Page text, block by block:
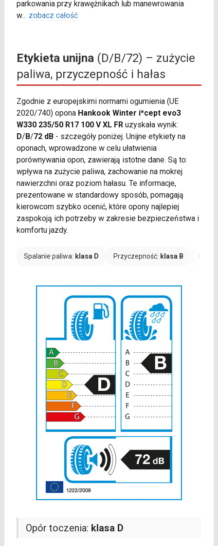
parkowania przy krawężnikach lub manewrowania
w... zobacz całość
Etykieta unijna(D/B/72) – zużycie
paliwa, przyczepność i hałas
Zgodnie z europejskimi normami ogumienia (UE
2020/740) opona Hankook Winter i*cept evo3
W330 235/50 R17 100 V XL FRuzyskała wynik:
D/B/72 dB- szczegóły poniżej. Unijne etykiety na
oponach, wprowadzone w celu ułatwienia
porównywania opon, zawierają istotne dane. Są to:
wpływa na zużycie paliwa, zachowanie na mokrej
nawierzchni oraz poziom hałasu. Te informacje,
prezentowane w standardowy sposób, pomagają
kierowcom szybko ocenić, które opony najlepiej
zaspokoją ich potrzeby w zakresie bezpieczeństwa i
komfortu jazdy.
Spalanie paliwa: klasa D Przyczepność: klasa B
Opór toczenia: klasa D